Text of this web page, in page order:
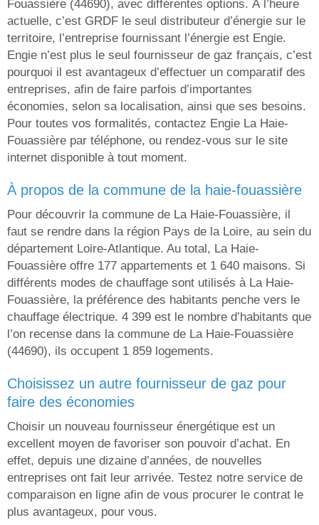
Fouassière (44690), avec différentes options. À l’heure
actuelle, c’est GRDF le seul distributeur d’énergie sur le
territoire, l’entreprise fournissant l’énergie est Engie.
Engie n’est plus le seul fournisseur de gaz français, c’est
pourquoi il est avantageux d’effectuer un comparatif des
entreprises, afin de faire parfois d’importantes
économies, selon sa localisation, ainsi que ses besoins.
Pour toutes vos formalités, contactez Engie La Haie-
Fouassière par téléphone, ou rendez-vous sur le site
internet disponible à tout moment.
à propos de la commune de la haie-fouassière
Pour découvrir la commune de La Haie-Fouassière, il
faut se rendre dans la région Pays de la Loire, au sein du
département Loire-Atlantique. Au total, La Haie-
Fouassière offre 177 appartements et 1 640 maisons. Si
différents modes de chauffage sont utilisés à La Haie-
Fouassière, la préférence des habitants penche vers le
chauffage électrique. 4 399 est le nombre d’habitants que
l’on recense dans la commune de La Haie-Fouassière
(44690), ils occupent 1 859 logements.
choisissez un autre fournisseur de gaz pour
faire des économies
Choisir un nouveau fournisseur énergétique est un
excellent moyen de favoriser son pouvoir d’achat. En
effet, depuis une dizaine d’années, de nouvelles
entreprises ont fait leur arrivée. Testez notre service de
comparaison en ligne afin de vous procurer le contrat le
plus avantageux, pour vous.